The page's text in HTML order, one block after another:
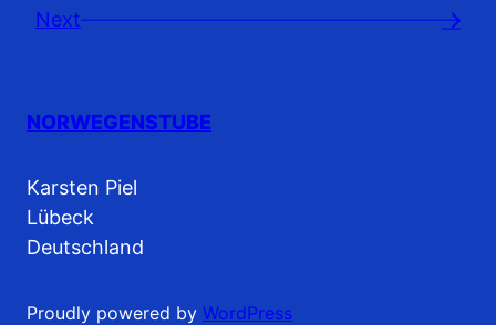
Next →
NORWEGENSTUBE
Karsten Piel
Lübeck
Deutschland
Proudly powered by WordPress